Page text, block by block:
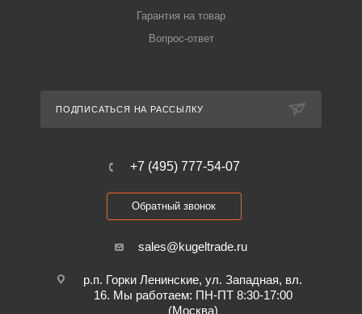
Гарантия на товар
Вопрос-ответ
ПОДПИСАТЬСЯ НА РАССЫЛКУ
+7 (495) 777-54-07
Обратный звонок
sales@kugeltrade.ru
р.п. Горки Ленинские, ул. Западная, вл.
16. Мы работаем: ПН-ПТ 8:30-17:00
(Москва)